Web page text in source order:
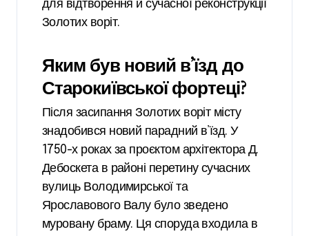
для відтворення й сучасної реконструкції
Золотих воріт.
Яким був новий в’їзд до
Старокиївської фортеці?
Після засипання Золотих воріт місту
знадобився новий парадний в’їзд. У
1750-х роках за проєктом архітектора Д.
Дебоскета в районі перетину сучасних
вулиць Володимирської та
Ярославового Валу було зведено
муровану браму. Ця споруда входила в